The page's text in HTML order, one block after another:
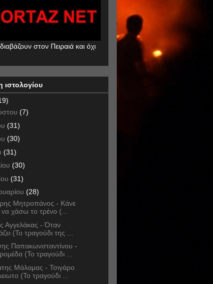
στον Πειραιά και όχι
ιστολογίου
(7)
(31)
(30)
(31)
(30)
(31)
(28)
Μητροπάνος - Κάνε
να χάσω το τρένο (...
Αγγελάκας - Όταν
(Το τραγούδι της ...
Παπακωνσταντίνου -
(Το τραγούδι ...
Μάλαμας - Τσιγάρο
(Το τραγούδι ...